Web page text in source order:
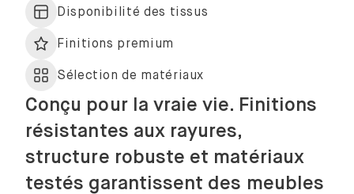
Disponibilité des tissus
Finitions premium
Sélection de matériaux
Conçu pour la vraie vie. Finitions
résistantes aux rayures,
structure robuste et matériaux
testés garantissent des meubles